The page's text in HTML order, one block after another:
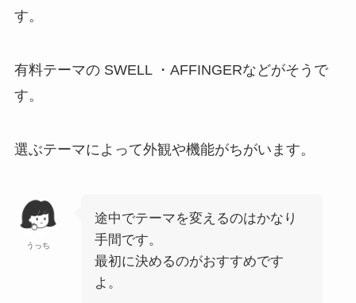
す。
有料テーマの SWELL ・AFFINGERなどがそうで
す。
選ぶテーマによって外観や機能がちがいます。
うっち
途中でテーマを変えるのはかなり
手間です。
最初に決めるのがおすすめです
よ。